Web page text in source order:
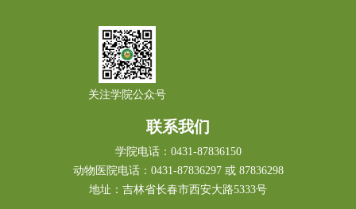
关注学院公众号
联系我们
学院电话：0431-87836150
动物医院电话：0431-87836297 或 87836298
地址：吉林省长春市西安大路5333号